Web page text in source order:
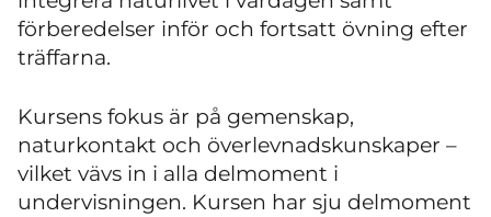
förberedelser inför och fortsatt övning efter
träffarna.
Kursens fokus är på gemenskap,
naturkontakt och överlevnadskunskaper –
vilket vävs in i alla delmoment i
undervisningen. Kursen har sju delmoment